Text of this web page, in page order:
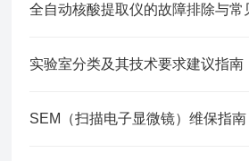
全自动核酸提取仪的故障排除与常
实验室分类及其技术要求建议指南
SEM（扫描电子显微镜）维保指南